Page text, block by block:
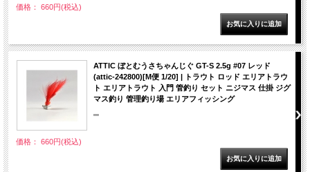
価格： 660円(税込)
ATTIC ぼとむうさちゃんじぐ GT-S 2.5g #07 レッド
(attic-242800)[M便 1/20] | トラウト ロッド エリアトラウ
ト エリアトラウト 入門 管釣り セット ニジマス 仕掛 ジグ
マス釣り 管理釣り場 エリアフィッシング
""
価格： 660円(税込)